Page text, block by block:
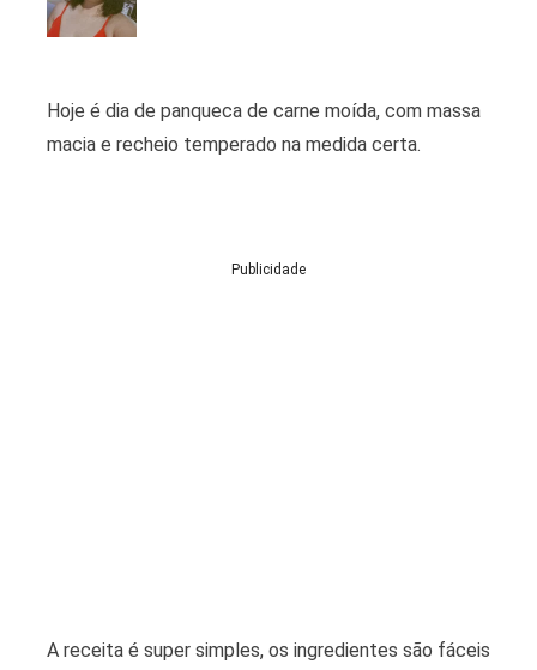
Hoje é dia de panqueca de carne moída, com massa
macia e recheio temperado na medida certa.
Publicidade
A receita é super simples, os ingredientes são fáceis